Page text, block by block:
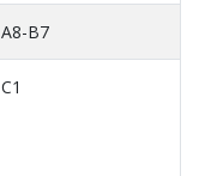
A8-B7
C1